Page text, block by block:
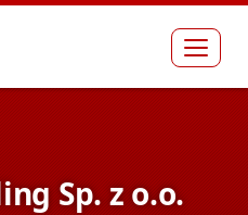
Sp. z o.o.